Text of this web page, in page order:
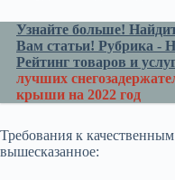
Узнайте больше!
Вам статьи! Рубрика -
Рейтинг товаров и
лучших
крыши на 2022 год
Требования к
вышесказанное: